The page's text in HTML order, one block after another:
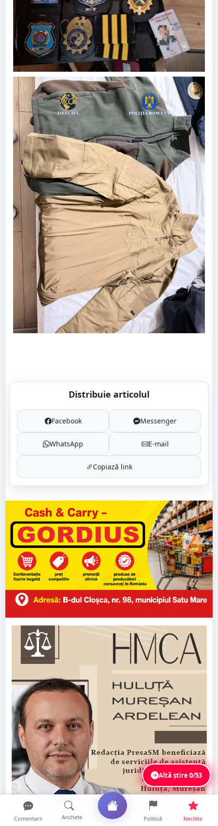
Distribuie articolul
Facebook Messenger
WhatsApp E-mail
Copiază link
Altă știre0/53
Comentarii Anchete Politică Necitite